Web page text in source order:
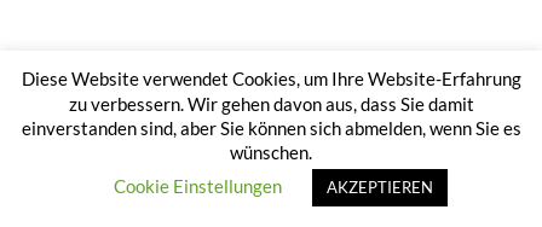
Diese Website verwendet Cookies, um Ihre Website-Erfahrung
zu verbessern. Wir gehen davon aus, dass Sie damit
einverstanden sind, aber Sie können sich abmelden, wenn Sie es
wünschen.
Cookie Einstellungen
AKZEPTIEREN